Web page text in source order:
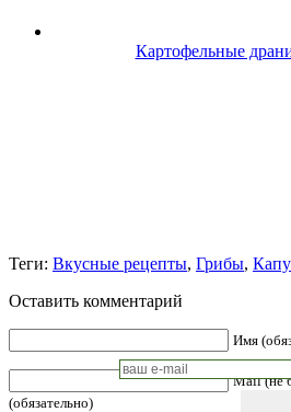
Картофельные
Теги: Вкусные рецепты, Грибы,
Оставить комментарий
Имя
Mail (не
(обязательно)